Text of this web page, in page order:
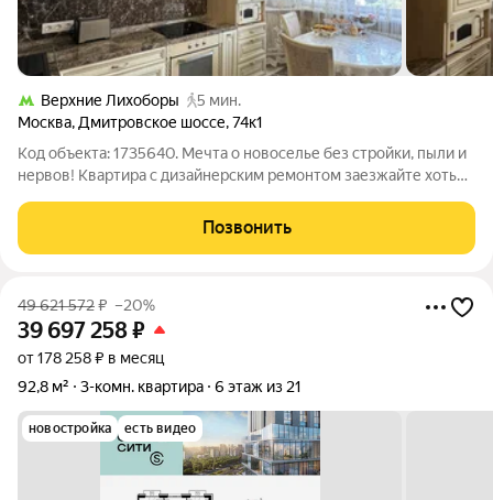
Верхние Лихоборы
5 мин.
Москва, Дмитровское шоссе,74к1
Код объекта: 1735640. Мечта о новоселье без стройки, пыли и
нервов! Квартира с дизайнерским ремонтом заезжайте хоть
Никаких «потом доклеим обои», «в следующем месяце
поставим смеситель»
Позвонить
49 621 572₽ –20%
39 697 258₽
от 178 258 ₽ в месяц
92,8 м²
3-комн. квартира 6 этаж из 21
новостройка есть видео